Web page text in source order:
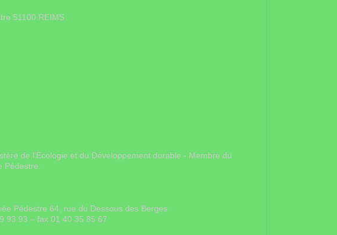
51100 REIMS
de l'Ecologie et du Développement durable - Membre du
Pédestre.
Pédestre 64, rue du Dessous des Berges
93 93 – fax 01 40 35 85 67